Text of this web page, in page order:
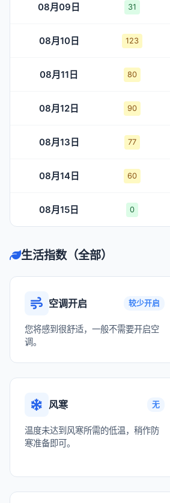
08月09日 31
08月10日 123
08月11日 80
08月12日 90
08月13日 77
08月14日 60
08月15日 0
生活指数（全部）
空调开启 较少开启
您将感到很舒适，一般不需要开启空
调。
风寒 无
温度未达到风寒所需的低温，稍作防
寒准备即可。